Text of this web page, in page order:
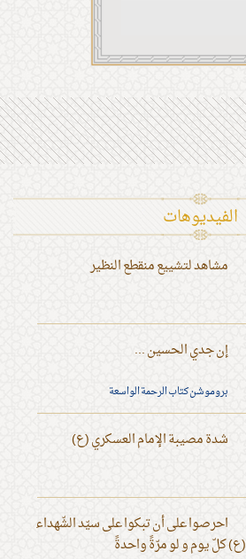
الفیدیوهات
مشاهد لتشييع منقطع النظير
إن جدي الحسين ...
بروموشن كتاب الرحمة الواسعة
شدة مصيبة الإمام العسكري (ع)
احرصوا على أن تبكوا على سيّد الشّهداء
(ع) كلّ يوم و لو مرّةً واحدةً